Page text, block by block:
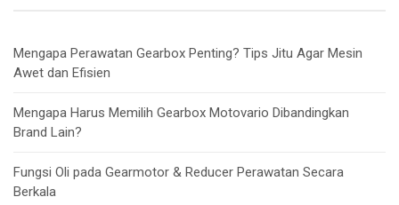
Mengapa Perawatan Gearbox Penting? Tips Jitu Agar Mesin
Awet dan Efisien
Mengapa Harus Memilih Gearbox Motovario Dibandingkan
Brand Lain?
Fungsi Oli pada Gearmotor & Reducer Perawatan Secara
Berkala